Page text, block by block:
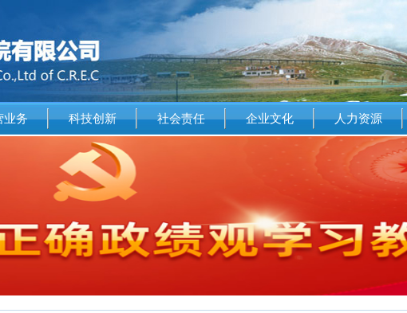
业务 科技创新 社会责任 企业文化 人力资源